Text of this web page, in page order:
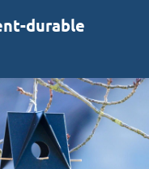
durable